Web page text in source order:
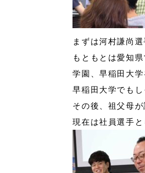
まずは河村謙尚
もともとは愛知
学園、早稲田大学
早稲田大学でも
その後、祖父母
現在は社員選手